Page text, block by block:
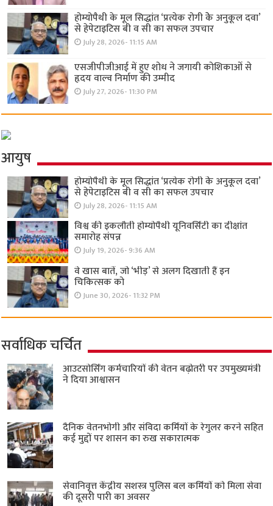
होम्योपैथी के मूल सिद्धांत ‘प्रत्येक रोगी केे अनुकूल दवा’
से हेपेटाइटिस बी व सी का सफल उपचार
July 28, 2026- 11:15 AM
एसजीपीजीआई में हुए शोध ने जगायी कोशिकाओं से
हृदय वाल्व निर्माण की उम्मीद
July 27, 2026- 11:30 PM
आयुष
होम्योपैथी के मूल सिद्धांत ‘प्रत्येक रोगी केे अनुकूल दवा’
से हेपेटाइटिस बी व सी का सफल उपचार
July 28, 2026- 11:15 AM
विश्व की इकलौती होम्योपैथी यूनिवर्सिटी का दीक्षांत
समारोह संपन्न
July 19, 2026- 9:36 AM
वे खास बातें, जो ‘भीड़’ से अलग दिखाती हैं इन
चिकित्सक को
June 30, 2026- 11:32 PM
सर्वाधिक चर्चित
आउटसोर्सिंग कर्मचारियों की वेतन बढ़ोतरी पर उपमुख्यमंत्री
ने दिया आश्वासन
दैनिक वेतनभोगी और संविदा कर्मियों के रेगुलर करने सहित
कई मुद्दों पर शासन का रुख सकारात्मक
सेवानिवृत्त केंद्रीय सशस्त्र पुलिस बल ​कर्मियों को मिला सेवा
की दूसरी पारी का अवसर